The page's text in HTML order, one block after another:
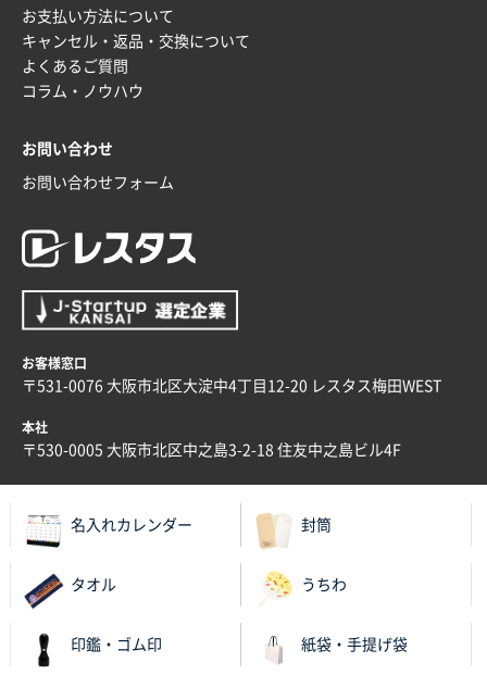
お支払い方法について
キャンセル・返品・交換について
よくあるご質問
コラム・ノウハウ
お問い合わせ
お問い合わせフォーム
お客様窓口
〒531-0076 大阪市北区大淀中4丁目12-20 レスタス梅田WEST
本社
〒530-0005 大阪市北区中之島3-2-18 住友中之島ビル4F
名入れカレンダー 封筒
タオル うちわ
印鑑・ゴム印 紙袋・手提げ袋